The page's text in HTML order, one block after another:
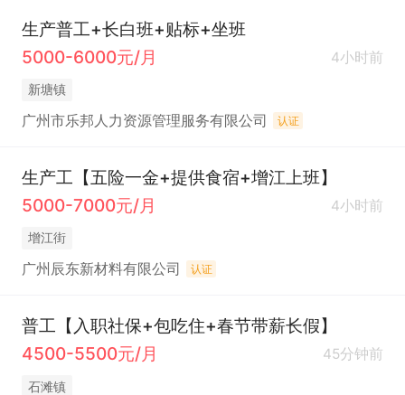
生产普工+长白班+贴标+坐班
5000-6000元/月
4小时前
新塘镇
广州市乐邦人力资源管理服务有限公司 认证
生产工【五险一金+提供食宿+增江上班】
5000-7000元/月
4小时前
增江街
广州辰东新材料有限公司 认证
普工【入职社保+包吃住+春节带薪长假】
4500-5500元/月
45分钟前
石滩镇